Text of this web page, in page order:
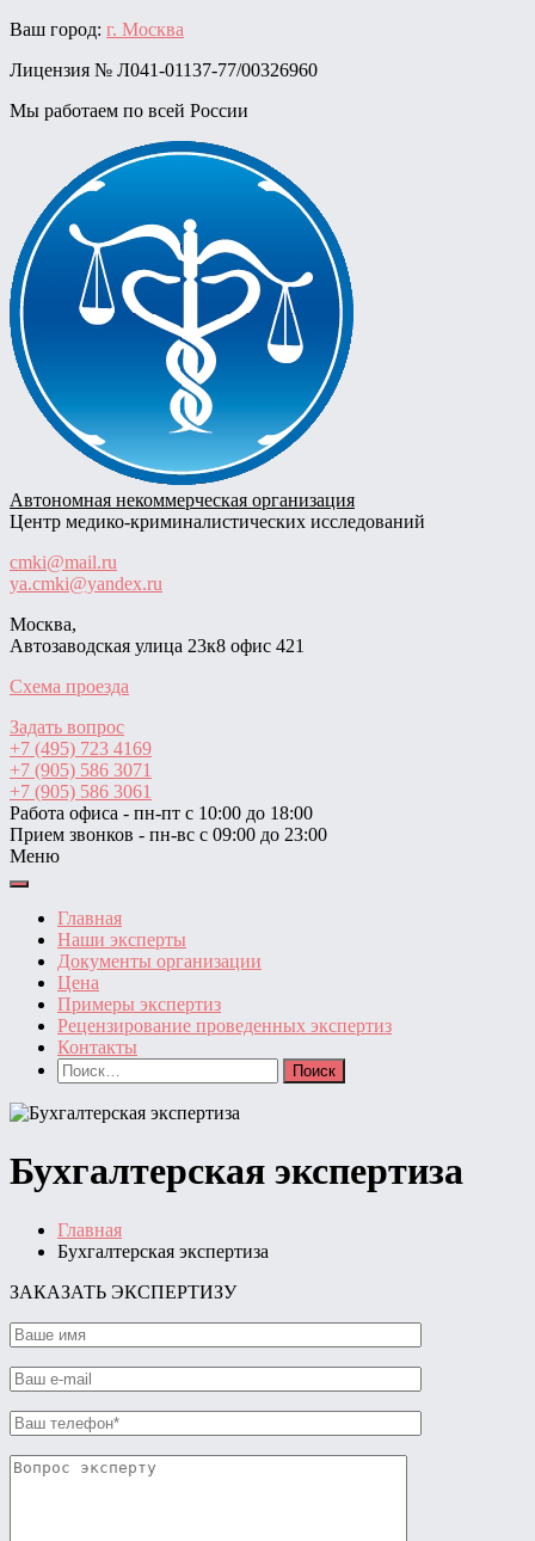
Skip
content
Ваш город: г. Москва
Лицензия № Л041-01137-77/00326960
Мы работаем по всей России
Автономная некоммерческая организация
Центр медико-криминалистических исследований
cmki@mail.ru
ya.cmki@yandex.ru
Москва,
Автозаводская улица 23к8 офис 421
Схема проезда
Задать вопрос
+7 (495) 723 4169
+7 (905) 586 3071
+7 (905) 586 3061
Работа офиса - пн-пт с 10:00 до 18:00
Прием звонков - пн-вс с 09:00 до 23:00
Меню
Главная
Наши эксперты
Документы организации
Цена
Примеры экспертиз
Рецензирование проведенных экспертиз
Контакты
Найти:
Бухгалтерская экспертиза
Главная
Бухгалтерская экспертиза
ЗАКАЗАТЬ ЭКСПЕРТИЗУ